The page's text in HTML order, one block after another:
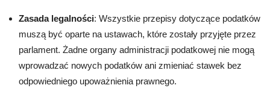
Zasada legalności: Wszystkie przepisy dotyczące podatków
muszą być oparte na ustawach, które zostały przyjęte przez
parlament. Żadne organy administracji podatkowej nie mogą
wprowadzać nowych podatków ani zmieniać stawek bez
odpowiedniego upoważnienia prawnego.